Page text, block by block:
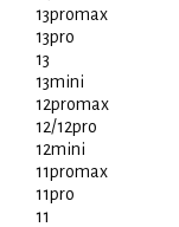
13promax
13pro
13
13mini
12promax
12/12pro
12mini
11promax
11pro
11